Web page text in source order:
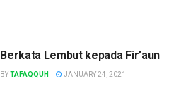
Berkata Lembut kepada Fir’aun
BYTAFAQQUH JANUARY 24, 2021